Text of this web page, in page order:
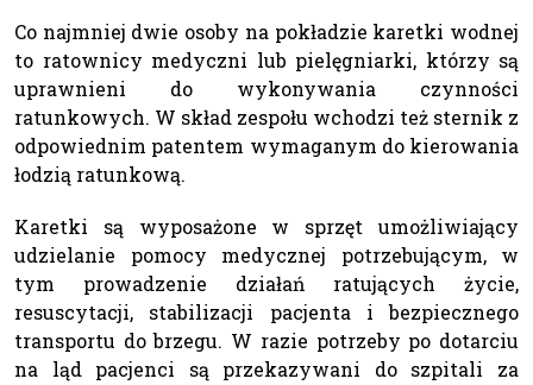
Co najmniej dwie osoby na pokładzie karetki wodnej
to ratownicy medyczni lub pielęgniarki, którzy są
uprawnieni do wykonywania czynności
ratunkowych. W skład zespołu wchodzi też sternik z
odpowiednim patentem wymaganym do kierowania
łodzią ratunkową.
Karetki są wyposażone w sprzęt umożliwiający
udzielanie pomocy medycznej potrzebującym, w
tym prowadzenie działań ratujących życie,
resuscytacji, stabilizacji pacjenta i bezpiecznego
transportu do brzegu. W razie potrzeby po dotarciu
na ląd pacjenci są przekazywani do szpitali za